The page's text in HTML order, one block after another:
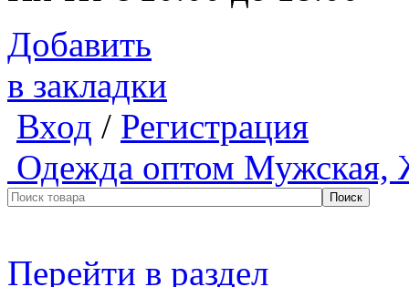
Добавить
в закладки
Вход / Регистрация
Одежда оптом Мужская,
Перейти в раздел